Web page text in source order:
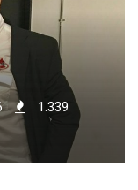
1.339